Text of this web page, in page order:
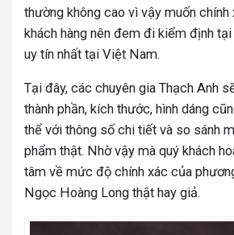
thường không cao vì vậy muốn chính
khách hàng nên đem đi kiểm định
uy tín nhất tại Việt Nam.
Tại đây, các chuyên gia Thạch Anh
thành phần, kích thước, hình dáng
thể với thông số chi tiết và so sánh
phẩm thật. Nhờ vậy mà quý khách
tâm về mức độ chính xác của
Ngọc Hoàng Long thật hay giả.